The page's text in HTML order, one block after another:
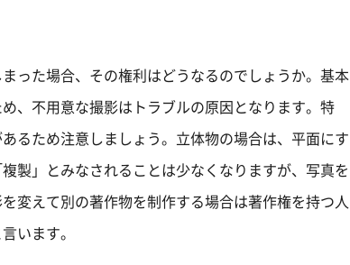
った場合、その権利はどうなるのでしょうか。基本
、不用意な撮影はトラブルの原因となります。特
るため注意しましょう。立体物の場合は、平面にす
製」とみなされることは少なくなりますが、写真を
変えて別の著作物を制作する場合は著作権を持つ人
います。